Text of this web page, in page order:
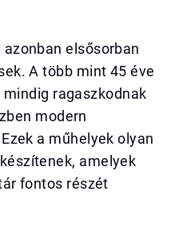
elsősorban
A több mint 45 éve
ragaszkodnak
modern
a műhelyek olyan
amelyek
fontos részét